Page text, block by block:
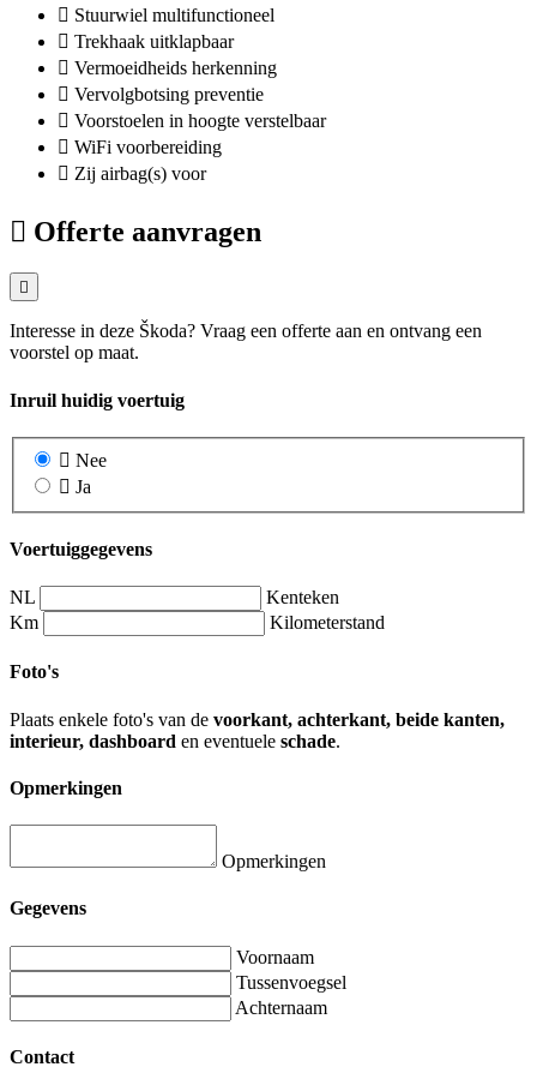
Stuurwiel multifunctioneel
Trekhaak uitklapbaar
Vermoeidheids herkenning
Vervolgbotsing preventie
Voorstoelen in hoogte verstelbaar
WiFi voorbereiding
Zij airbag(s) voor
Offerte aanvragen
Interesse in deze Škoda? Vraag een offerte aan en ontvang een
voorstel op maat.
Inruil huidig voertuig
Nee
Ja
Voertuiggegevens
NL
Kenteken
Km
Kilometerstand
Foto's
Plaats enkele foto's van de voorkant, achterkant, beide kanten,
interieur, dashboard en eventuele schade.
Opmerkingen
Opmerkingen
Gegevens
Voornaam
Tussenvoegsel
Achternaam
Contact